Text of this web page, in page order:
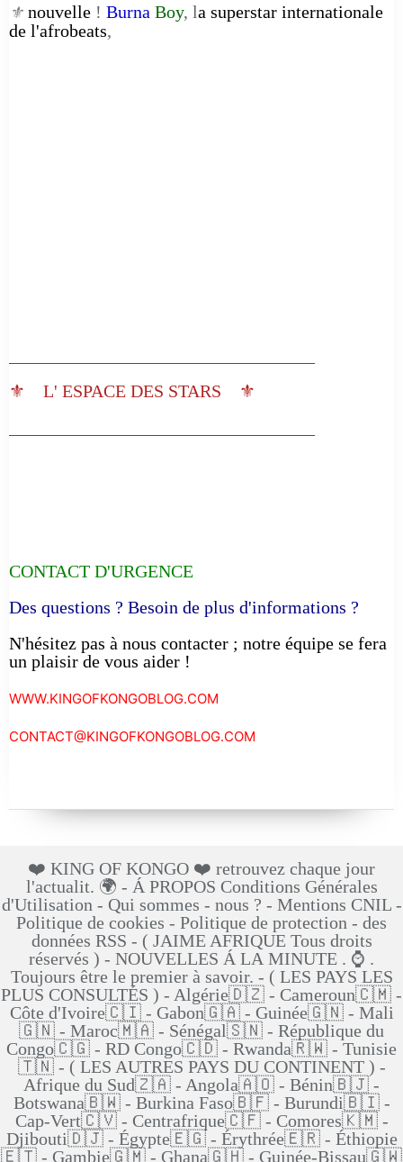
⚜️ nouvelle ! Burna Boy, la superstar internationale
de l'afrobeats,
⚜️ L' ESPACE DES STARS ⚜️
CONTACT D'URGENCE
Des questions ? Besoin de plus d'informations ?
N'hésitez pas à nous contacter ; notre équipe se fera
un plaisir de vous aider !
WWW.KINGOFKONGOBLOG.COM
CONTACT@KINGOFKONGOBLOG.COM
❤️ KING OF KONGO ❤️ retrouvez chaque jour
l'actualit. 🌍 - Á PROPOS Conditions Générales
d'Utilisation - Qui sommes - nous ? - Mentions CNIL -
Politique de cookies - Politique de protection - des
données RSS - ( JAIME AFRIQUE Tous droits
réservés ) - NOUVELLES Á LA MINUTE . ⌚ .
Toujours être le premier à savoir. - ( LES PAYS LES
PLUS CONSULTÉS ) - Algérie🇩🇿 - Cameroun🇨🇲 -
Côte d'Ivoire🇨🇮 - Gabon🇬🇦 - Guinée🇬🇳 - Mali
🇬🇳 - Maroc🇲🇦 - Sénégal🇸🇳 - République du
Congo🇨🇬 - RD Congo🇨🇩 - Rwanda🇷🇼 - Tunisie
🇹🇳 - ( LES AUTRES PAYS DU CONTINENT ) -
Afrique du Sud🇿🇦 - Angola🇦🇴 - Bénin🇧🇯 -
Botswana🇧🇼 - Burkina Faso🇧🇫 - Burundi🇧🇮 -
Cap-Vert🇨🇻 - Centrafrique🇨🇫 - Comores🇰🇲 -
Djibouti🇩🇯 - Égypte🇪🇬 - Érythrée🇪🇷 - Éthiopie
🇪🇹 - Gambie🇬🇲 - Ghana🇬🇭 - Guinée-Bissau🇬🇼